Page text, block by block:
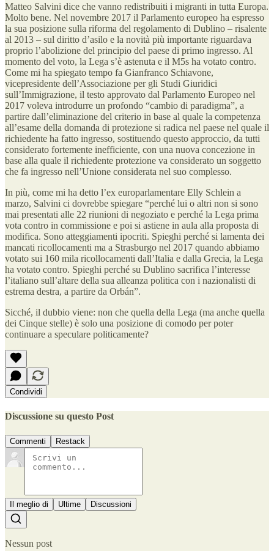
Matteo Salvini dice che vanno redistribuiti i migranti in tutta Europa.
Molto bene. Nel novembre 2017 il Parlamento europeo ha espresso
la sua posizione sulla riforma del regolamento di Dublino – risalente
al 2013 – sul diritto d’asilo e la novità più importante riguardava
proprio l’abolizione del principio del paese di primo ingresso. Al
momento del voto, la Lega s’è astenuta e il M5s ha votato contro.
Come mi ha spiegato tempo fa Gianfranco Schiavone,
vicepresidente dell’Associazione per gli Studi Giuridici
sull’Immigrazione, il testo approvato dal Parlamento Europeo nel
2017 voleva introdurre un profondo “cambio di paradigma”, a
partire dall’eliminazione del criterio in base al quale la competenza
all’esame della domanda di protezione si radica nel paese nel quale il
richiedente ha fatto ingresso, sostituendo questo approccio, da tutti
considerato fortemente inefficiente, con una nuova concezione in
base alla quale il richiedente protezione va considerato un soggetto
che fa ingresso nell’Unione considerata nel suo complesso.
In più, come mi ha detto l’ex europarlamentare Elly Schlein a
marzo, Salvini ci dovrebbe spiegare “perché lui o altri non si sono
mai presentati alle 22 riunioni di negoziato e perché la Lega prima
vota contro in commissione e poi si astiene in aula alla proposta di
modifica. Sono atteggiamenti ipocriti. Spieghi perché si lamenta dei
mancati ricollocamenti ma a Strasburgo nel 2017 quando abbiamo
votato sui 160 mila ricollocamenti dall’Italia e dalla Grecia, la Lega
ha votato contro. Spieghi perché su Dublino sacrifica l’interesse
l’italiano sull’altare della sua alleanza politica con i nazionalisti di
estrema destra, a partire da Orbán”.
Sicché, il dubbio viene: non che quella della Lega (ma anche quella
dei Cinque stelle) è solo una posizione di comodo per poter
continuare a speculare politicamente?
Condividi
Discussione su questo Post
Commenti Restack
Il meglio di Ultime Discussioni
Nessun post